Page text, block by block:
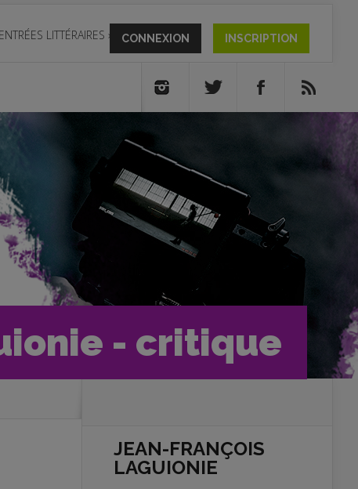
LITTÉRAIRES » CONNEXION INSCRIPTION
- critique
JEAN-FRANÇOIS
LAGUIONIE